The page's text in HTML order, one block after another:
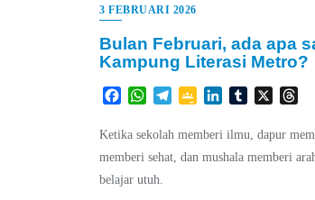
3 FEBRUARI 2026
Bulan Februari, ada apa
Kampung Literasi Metro?
FacebookWhatsApp
TelegramGoogleLinkedInTumblr
X
Ketika sekolah memberi ilmu, dapur
memberi sehat, dan mushala memberi
belajar utuh.